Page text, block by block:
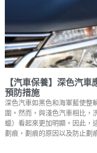
【汽車保養】深色汽
預防措施
深色汽車如黑色和海軍藍使整
圍。然而，與淺色汽車相比，
蠟）看起來更加明顯。因此，
劃痕，劃痕的原因以及防止劃